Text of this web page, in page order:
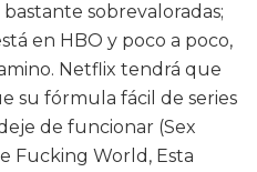
sobrevaloradas;
en HBO y poco a poco,
Netflix tendrá que
su fórmula fácil de series
de funcionar (Sex
Fucking World, Esta